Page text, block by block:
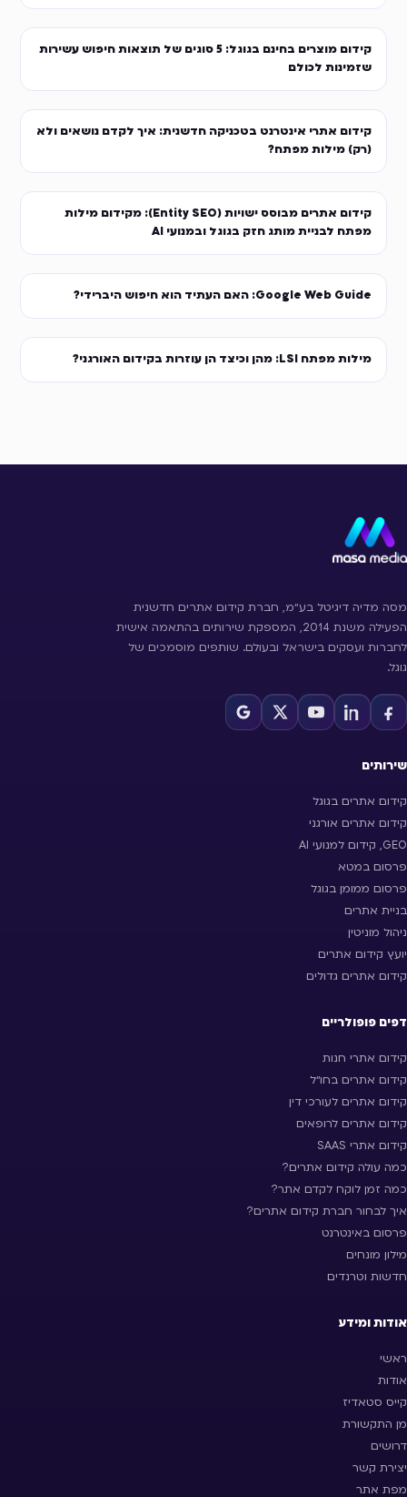
קידום מוצרים בחינם בגוגל: 5 סוגים של תוצאות חיפוש עשירות
שזמינות לכולם
קידום אתרי אינטרנט בטכניקה חדשנית: איך לקדם נושאים ולא
(רק) מילות מפתח?
קידום אתרים מבוסס ישויות (Entity SEO): מקידום מילות
מפתח לבניית מותג חזק בגוגל ובמנועי AI
Google Web Guide: האם העתיד הוא חיפוש היברידי?
מילות מפתח LSI: מהן וכיצד הן עוזרות בקידום האורגני?
מסה מדיה דיגיטל בע״מ, חברת קידום אתרים חדשנית
הפעילה משנת 2014, המספקת שירותים בהתאמה אישית
לחברות ועסקים בישראל ובעולם. שותפים מוסמכים של
גוגל.
שירותים
קידום אתרים בגוגל
קידום אתרים אורגני
GEO, קידום למנועי AI
פרסום במטא
פרסום ממומן בגוגל
בניית אתרים
ניהול מוניטין
יועץ קידום אתרים
קידום אתרים גדולים
דפים פופולריים
קידום אתרי חנות
קידום אתרים בחו״ל
קידום אתרים לעורכי דין
קידום אתרים לרופאים
קידום אתרי SAAS
כמה עולה קידום אתרים?
כמה זמן לוקח לקדם אתר?
איך לבחור חברת קידום אתרים?
פרסום באינטרנט
מילון מונחים
חדשות וטרנדים
אודות ומידע
ראשי
אודות
קייס סטאדיז
מן התקשורת
דרושים
יצירת קשר
מפת אתר